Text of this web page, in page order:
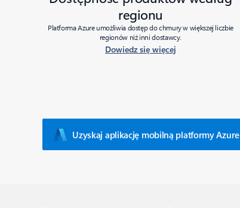
regionu
Platforma Azure umożliwia dostęp do chmury w większej liczbie
regionów niż inni dostawcy.
Dowiedz się więcej
Uzyskaj aplikację mobilną platformy Azure